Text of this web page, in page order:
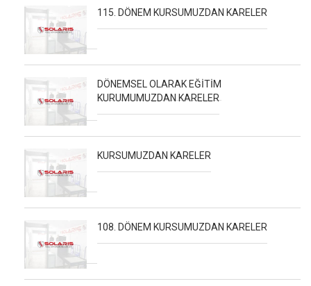
115. DÖNEM KURSUMUZDAN KARELER
DÖNEMSEL OLARAK EĞİTİM
KURUMUMUZDAN KARELER
KURSUMUZDAN KARELER
108. DÖNEM KURSUMUZDAN KARELER